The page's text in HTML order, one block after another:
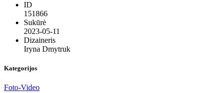
ID
151866
Sukūrė
2023-05-11
Dizaineris
Iryna Dmytruk
Kategorijos
Foto-Video